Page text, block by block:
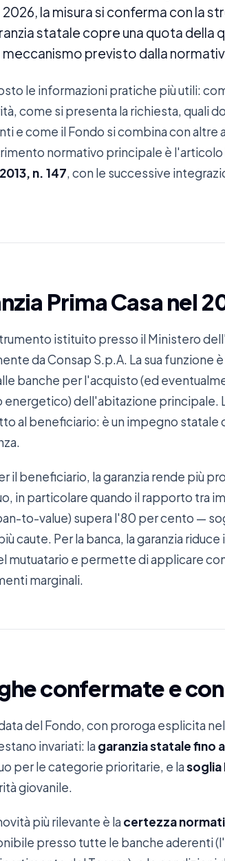
la misura si conferma con la
statale copre una quota della
previsto dalla
le informazioni pratiche più utili:
come si presenta la richiesta, quali
e come il Fondo si combina con altre
normativo principale è l'articolo
n. 147, con le successive
Prima Casa nel
istituito presso il Ministero
da Consap S.p.A. La sua funzione
banche per l'acquisto (ed
dell'abitazione principale.
al beneficiario: è un impegno statale
il beneficiario, la garanzia rende più
in particolare quando il rapporto tra
to-value) supera l'80 per cento —
caute. Per la banca, la garanzia riduce
mutuatario e permette di applicare
marginali.
confermate e
del Fondo, con proroga esplicita
invariati: la garanzia statale fino
per le categorie prioritarie, e lasoglia
giovanile.
più rilevante è la certezza
presso tutte le banche aderenti